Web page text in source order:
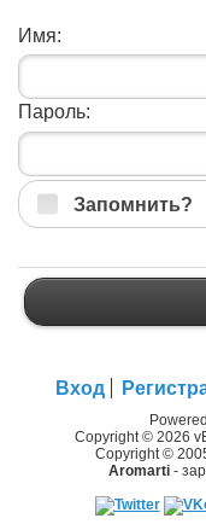
Имя:
Пароль:
Запомнить?
Вход
Copyright © 2026
Copyright ©
Aromarti-